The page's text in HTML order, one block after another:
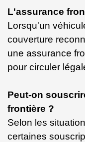
L'assurance
Lorsqu'un
couverture
une assurance
pour circuler
Peut-on
frontière ?
Selon les
certaines